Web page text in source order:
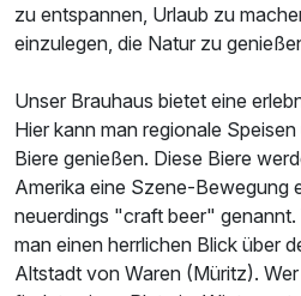
zu entspannen, Urlaub zu
einzulegen, die Natur zu
Unser Brauhaus bietet eine
Hier kann man regionale
Biere genießen. Diese Biere
Amerika eine Szene-Bewegung
neuerdings "craft beer"
man einen herrlichen Blick über
Altstadt von Waren (Müritz).